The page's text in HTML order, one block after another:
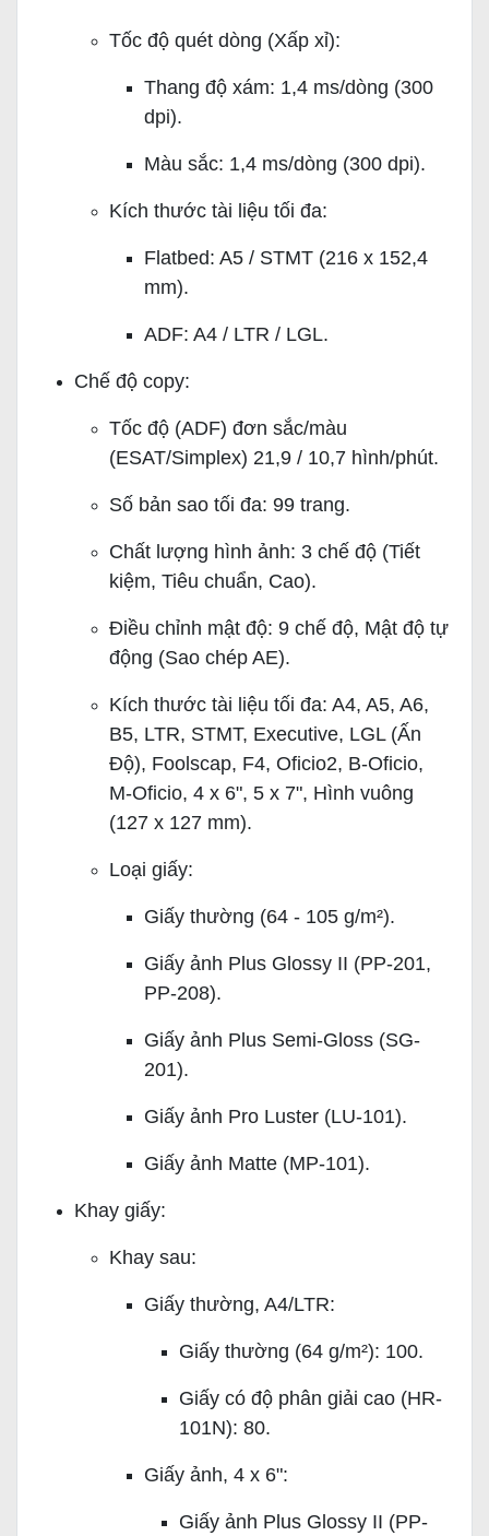
Tốc độ quét dòng (Xấp xỉ):
Thang độ xám: 1,4 ms/dòng (300
dpi).
Màu sắc: 1,4 ms/dòng (300 dpi).
Kích thước tài liệu tối đa:
Flatbed: A5 / STMT (216 x 152,4
mm).
ADF: A4 / LTR / LGL.
Chế độ copy:
Tốc độ (ADF) đơn sắc/màu
(ESAT/Simplex) 21,9 / 10,7 hình/phút.
Số bản sao tối đa: 99 trang.
Chất lượng hình ảnh: 3 chế độ (Tiết
kiệm, Tiêu chuẩn, Cao).
Điều chỉnh mật độ: 9 chế độ, Mật độ tự
động (Sao chép AE).
Kích thước tài liệu tối đa: A4, A5, A6,
B5, LTR, STMT, Executive, LGL (Ấn
Độ), Foolscap, F4, Oficio2, B-Oficio,
M-Oficio, 4 x 6", 5 x 7", Hình vuông
(127 x 127 mm).
Loại giấy:
Giấy thường (64 - 105 g/m²).
Giấy ảnh Plus Glossy II (PP-201,
PP-208).
Giấy ảnh Plus Semi-Gloss (SG-
201).
Giấy ảnh Pro Luster (LU-101).
Giấy ảnh Matte (MP-101).
Khay giấy:
Khay sau:
Giấy thường, A4/LTR:
Giấy thường (64 g/m²): 100.
Giấy có độ phân giải cao (HR-
101N): 80.
Giấy ảnh, 4 x 6":
Giấy ảnh Plus Glossy II (PP-